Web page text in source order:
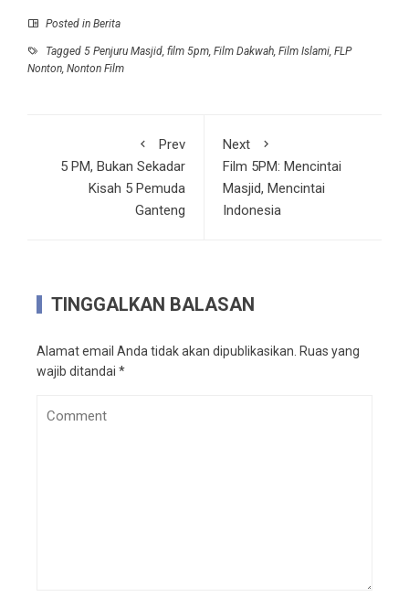
Posted in Berita
Tagged 5 Penjuru Masjid, film 5pm, Film Dakwah, Film Islami, FLP
Nonton, Nonton Film
Prev
5 PM, Bukan Sekadar
Kisah 5 Pemuda
Ganteng
Next
Film 5PM: Mencintai
Masjid, Mencintai
Indonesia
TINGGALKAN BALASAN
Alamat email Anda tidak akan dipublikasikan. Ruas yang
wajib ditandai *